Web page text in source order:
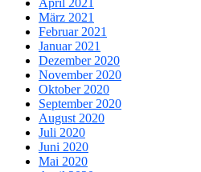
April 2021
März 2021
Februar 2021
Januar 2021
Dezember 2020
November 2020
Oktober 2020
September 2020
August 2020
Juli 2020
Juni 2020
Mai 2020